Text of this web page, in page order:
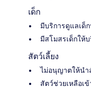
เด็ก
มีบริการดูแลเด็
มีสโมสรเด็กให้
สัตว์เลี้ยง
ไม่อนุญาตให้นำ
สัตว์ช่วยเหลือเ